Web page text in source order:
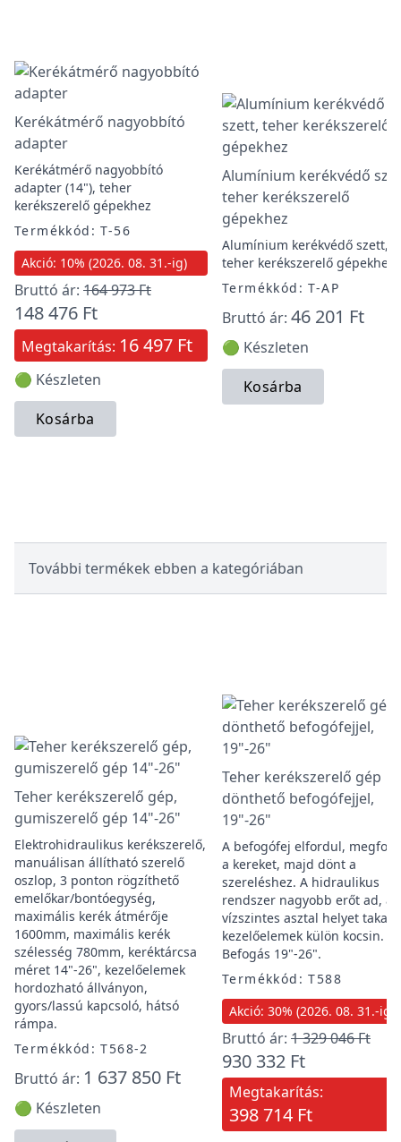
Kerékátmérő nagyobbító
adapter
Kerékátmérő nagyobbító
adapter (14"), teher
kerékszerelő gépekhez
Termékkód: T-56
Akció: 10% (2026. 08. 31.-ig)
Bruttó ár: 164 973 Ft
148 476 Ft
Megtakarítás: 16 497 Ft
🟢 Készleten
Kosárba
Alumínium kerékvédő
teher kerékszerelő
gépekhez
Alumínium kerékvédő szett,
teher kerékszerelő gépekhez
Termékkód: T-AP
Bruttó ár: 46 201 Ft
🟢 Készleten
Kosárba
További termékek ebben a kategóriában
Teher kerékszerelő gép,
gumiszerelő gép 14"-26"
Elektrohidraulikus kerékszerelő,
manuálisan állítható szerelő
oszlop, 3 ponton rögzíthető
emelőkar/bontóegység,
maximális kerék átmérője
1600mm, maximális kerék
szélesség 780mm, keréktárcsa
méret 14"-26", kezelőelemek
hordozható állványon,
gyors/lassú kapcsoló, hátsó
rámpa.
Termékkód: T568-2
Bruttó ár: 1 637 850 Ft
🟢 Készleten
Teher kerékszerelő gép
dönthető befogófejjel,
19"-26"
A befogófej elfordul,
a kereket, majd dönt a
szereléshez. A hidraulikus
rendszer nagyobb erőt ad, a
vízszintes asztal helyet
kezelőelemek külön kocsin.
Befogás 19"-26".
Termékkód: T588
Akció: 30% (2026. 08. 31.-ig)
Bruttó ár: 1 329 046 Ft
930 332 Ft
Megtakarítás:
398 714 Ft